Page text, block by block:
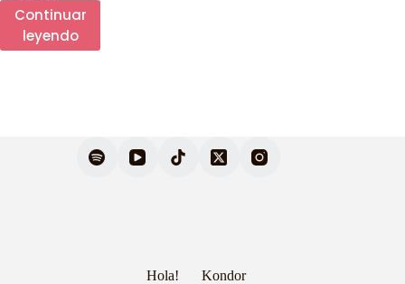
Continuar
leyendo
Kingston
presenta
RT
Hola! Kondor